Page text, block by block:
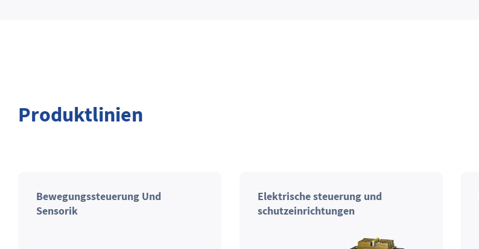
Produktlinien
Bewegungssteuerung Und
Sensorik
Elektrische steuerung und
schutzeinrichtungen